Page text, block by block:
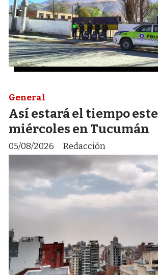
Así estará el tiempo este
miércoles en Tucumán
Redacción
General
05/08/2026